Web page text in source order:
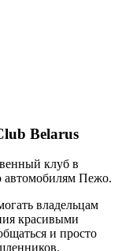
Belarus
клуб в
автомобилям Пежо.
владельцам
красивыми
и просто